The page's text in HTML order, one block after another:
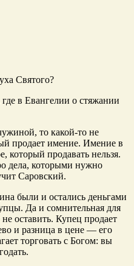
Святого?
в Евангелии о стяжании
то какой-то не
продает имение. Имение в
который продавать нельзя.
дела, которыми нужно
Саровский.
были и остались деньгами
Да и сомнительная для
оставить. Купец продает
и разница в цене — его
торговать с Богом: вы